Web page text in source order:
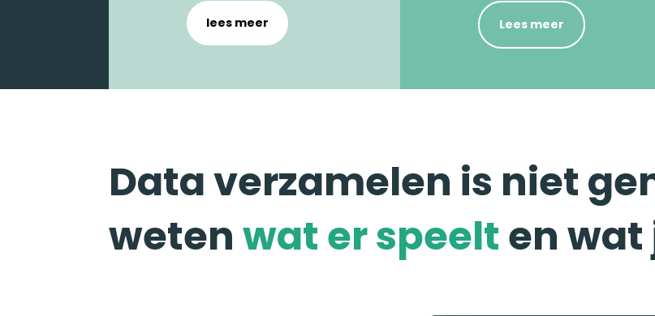
lees meer Lees meer
Data verzamelen is niet
wetenwat er speelten wat